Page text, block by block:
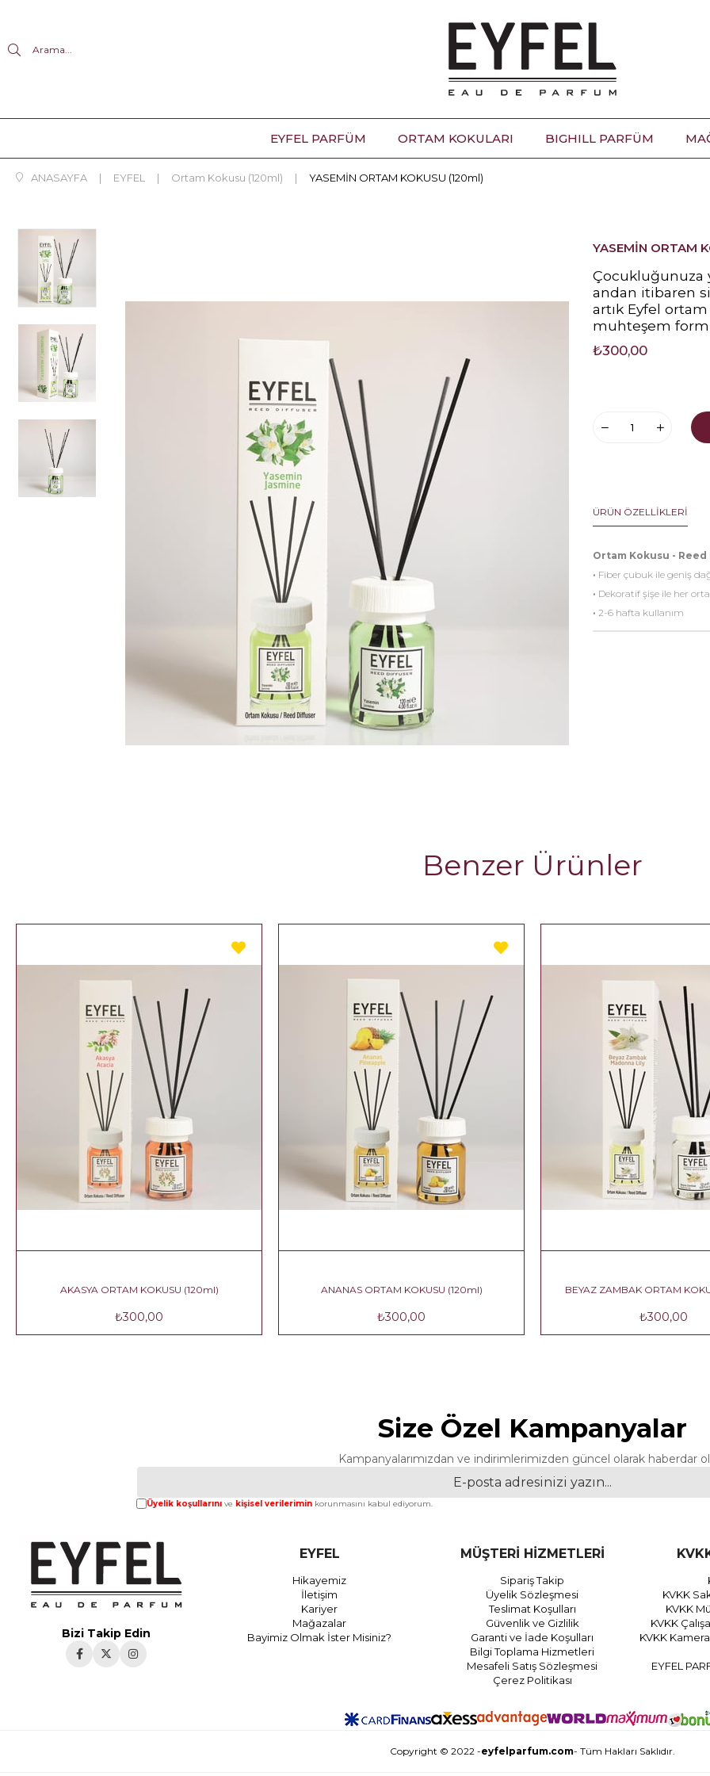
Arama...
EYFEL PARFÜM ORTAM KOKULARI BIGHILL PARFÜM
ANASAYFA EYFEL Ortam Kokusu (120ml) YASEMİN ORTAM KOKUSU (120ml)
YASEMİN ORTAM
Çocukluğunuza
andan itibaren
artık Eyfel
muhteşem
₺300,00
ÜRÜN ÖZELLIKLERI
Ortam Kokusu -
· Fiber çubuk ile geniş
· Dekoratif şişe ile her
· 2-6 hafta kullanım
Benzer Ürünler
AKASYA ORTAM KOKUSU (120ml)
₺300,00
ANANAS ORTAM KOKUSU (120ml)
₺300,00
BEYAZ ZAMBAK ORTAM
₺300,00
Size Özel Kampanyalar
Kampanyalarımızdan ve indirimlerimizden güncel olarak haberdar
Üyelik koşullarını ve kişisel verilerimin korunmasını kabul ediyorum.
Bizi Takip Edin
EYFEL
Hikayemiz
İletişim
Kariyer
Mağazalar
Bayimiz Olmak İster Misiniz?
MÜŞTERİ HİZMETLERİ
Sipariş Takip
Üyelik Sözleşmesi
Teslimat Koşulları
Güvenlik ve Gizlilik
Garanti ve İade Koşulları
Bilgi Toplama Hizmetleri
Mesafeli Satış Sözleşmesi
Çerez Politikası
KVKK
KVKK
KVKK
KVKK
EYFEL
Copyright © 2022 -eyfelparfum.com- Tüm Hakları Saklıdır.